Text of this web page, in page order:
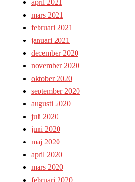
april 2021
mars 2021
februari 2021
januari 2021
december 2020
november 2020
oktober 2020
september 2020
augusti 2020
juli 2020
juni 2020
maj 2020
april 2020
mars 2020
februari 2020